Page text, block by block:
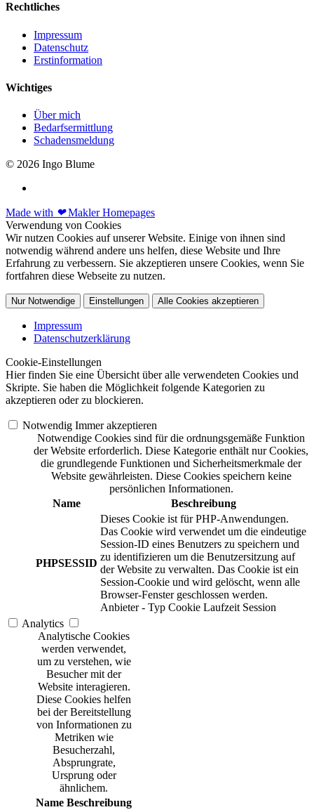
Rechtliches
Impressum
Datenschutz
Erstinformation
Wichtiges
Über mich
Bedarfsermittlung
Schadensmeldung
© 2026 Ingo Blume
Made with ❤Makler Homepages
Verwendung von Cookies
Wir nutzen Cookies auf unserer Website. Einige von ihnen sind
notwendig während andere uns helfen, diese Website und Ihre
Erfahrung zu verbessern. Sie akzeptieren unsere Cookies, wenn Sie
fortfahren diese Webseite zu nutzen.
Nur Notwendige Einstellungen Alle Cookies akzeptieren
Impressum
Datenschutzerklärung
Cookie-Einstellungen
Hier finden Sie eine Übersicht über alle verwendeten Cookies und
Skripte. Sie haben die Möglichkeit folgende Kategorien zu
akzeptieren oder zu blockieren.
Notwendig Immer akzeptieren
Notwendige Cookies sind für die ordnungsgemäße Funktion
der Website erforderlich. Diese Kategorie enthält nur Cookies,
die grundlegende Funktionen und Sicherheitsmerkmale der
Website gewährleisten. Diese Cookies speichern keine
persönlichen Informationen.
Name
Beschreibung
PHPSESSID
Dieses Cookie ist für PHP-Anwendungen.
Das Cookie wird verwendet um die eindeutige
Session-ID eines Benutzers zu speichern und
zu identifizieren um die Benutzersitzung auf
der Website zu verwalten. Das Cookie ist ein
Session-Cookie und wird gelöscht, wenn alle
Browser-Fenster geschlossen werden.
Anbieter - Typ Cookie Laufzeit Session
Analytics
Analytische Cookies
werden verwendet,
um zu verstehen, wie
Besucher mit der
Website interagieren.
Diese Cookies helfen
bei der Bereitstellung
von Informationen zu
Metriken wie
Besucherzahl,
Absprungrate,
Ursprung oder
ähnlichem.
Name Beschreibung